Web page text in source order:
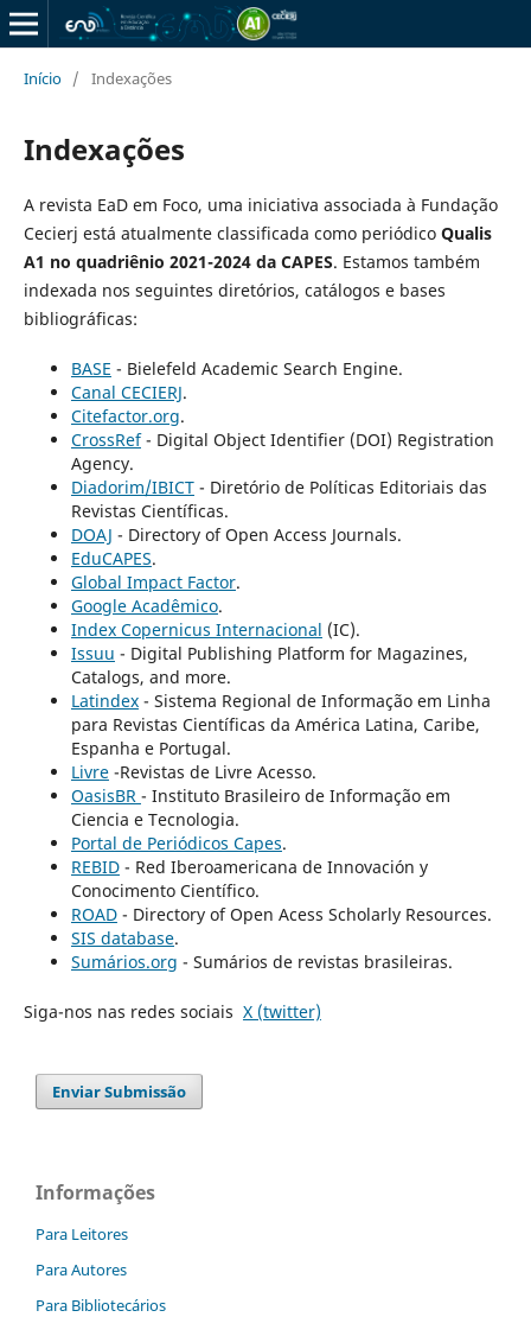
Início / Indexações
Indexações
A revista EaD em Foco, uma iniciativa associada à Fundação
Cecierj está atualmente classificada como periódico Qualis
A1 no quadriênio 2021-2024 da CAPES. Estamos também
indexada nos seguintes diretórios, catálogos e bases
bibliográficas:
BASE - Bielefeld Academic Search Engine.
Canal CECIERJ.
Citefactor.org.
CrossRef- Digital Object Identifier (DOI) Registration
Agency.
Diadorim/IBICT- Diretório de Políticas Editoriais das
Revistas Científicas.
DOAJ - Directory of Open Access Journals.
EduCAPES.
Global Impact Factor.
Google Acadêmico.
Index Copernicus Internacional (IC).
Issuu - Digital Publishing Platform for Magazines,
Catalogs, and more.
Latindex- Sistema Regional de Informação em Linha
para Revistas Científicas da América Latina, Caribe,
Espanha e Portugal.
Livre-Revistas de Livre Acesso.
OasisBR - Instituto Brasileiro de Informação em
Ciencia e Tecnologia.
Portal de Periódicos Capes.
REBID- Red Iberoamericana de Innovación y
Conocimento Científico.
ROAD- Directory of Open Acess Scholarly Resources.
SIS database.
Sumários.org - Sumários de revistas brasileiras.
Siga-nos nas redes sociais X (twitter)
Enviar Submissão
Informações
Para Leitores
Para Autores
Para Bibliotecários